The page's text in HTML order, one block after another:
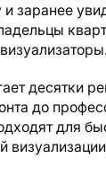
заранее
десятки
до
для